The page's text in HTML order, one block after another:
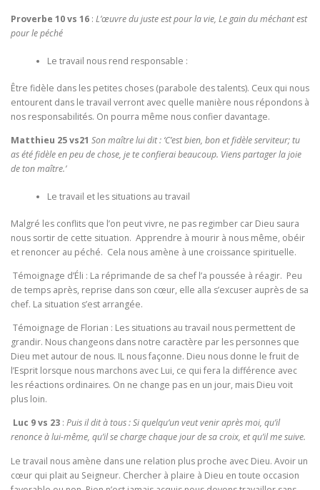
Proverbe 10 vs 16 : L’œuvre du juste est pour la vie, Le gain du méchant est
pour le péché
Le travail nous rend responsable :
Être fidèle dans les petites choses (parabole des talents). Ceux qui nous
entourent dans le travail verront avec quelle manière nous répondons à
nos responsabilités. On pourra même nous confier davantage.
Matthieu 25 vs21 Son maître lui dit : ‘C’est bien, bon et fidèle serviteur; tu
as été fidèle en peu de chose, je te confierai beaucoup. Viens partager la joie
de ton maître.’
Le travail et les situations au travail
Malgré les conflits que l’on peut vivre, ne pas regimber car Dieu saura
nous sortir de cette situation. Apprendre à mourir à nous même, obéir
et renoncer au péché. Cela nous amène à une croissance spirituelle.
Témoignage d’Éli : La réprimande de sa chef l’a poussée à réagir. Peu
de temps après, reprise dans son cœur, elle alla s’excuser auprès de sa
chef. La situation s’est arrangée.
Témoignage de Florian : Les situations au travail nous permettent de
grandir. Nous changeons dans notre caractère par les personnes que
Dieu met autour de nous. IL nous façonne. Dieu nous donne le fruit de
l’Esprit lorsque nous marchons avec Lui, ce qui fera la différence avec
les réactions ordinaires. On ne change pas en un jour, mais Dieu voit
plus loin.
Luc 9 vs 23 : Puis il dit à tous : Si quelqu’un veut venir après moi, qu’il
renonce à lui-même, qu’il se charge chaque jour de sa croix, et qu’il me suive.
Le travail nous amène dans une relation plus proche avec Dieu. Avoir un
cœur qui plait au Seigneur. Chercher à plaire à Dieu en toute occasion